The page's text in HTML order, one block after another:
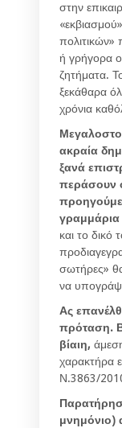
στην
πολιτικών»
ή γρήγορα
ζητήματα.
ξεκάθαρα
χρόνια
ακραία
ξανά
περάσουν
γραμμάρια
και το δικό
σωτήρες»
να
Ας
πρόταση.
βίαιη,
χαρακτήρα
Ν.3863/
μνημόνιο)